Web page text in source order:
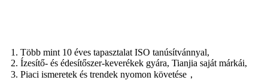
1. Több mint 10 éves tapasztalat ISO tanúsítvánnyal,
2. Ízesítő- és édesítőszer-keverékek gyára, Tianjia saját márkái,
3. Piaci ismeretek és trendek nyomon követése，